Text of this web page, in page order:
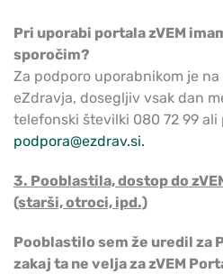
Pri uporabi portala zVEM
sporočim?
Za podporo uporabnikom je
eZdravja, dosegljiv vsak dan
telefonski številki 080 72 99
podpora@ezdrav.si.
3. Pooblastila, dostop do
(starši, otroci, ipd.)
Pooblastilo sem že uredil za
zakaj ta ne velja za zVEM